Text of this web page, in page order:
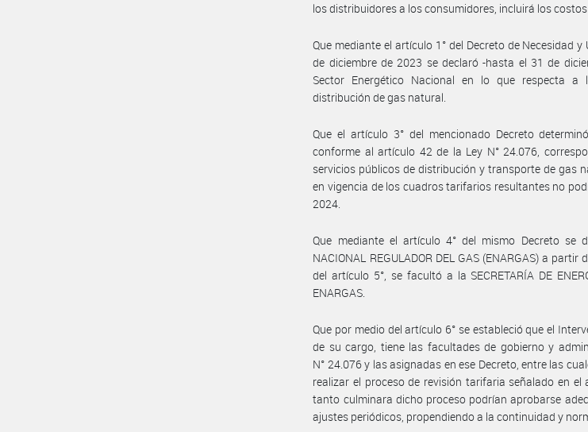
los distribuidores a los consumidores, incluirá los
Que mediante el artículo 1° del Decreto de Necesidad
de diciembre de 2023 se declaró -hasta el 31 de
Sector Energético Nacional en lo que respecta
distribución de gas natural.
Que el artículo 3° del mencionado Decreto
conforme al artículo 42 de la Ley N° 24.076,
servicios públicos de distribución y transporte de gas
en vigencia de los cuadros tarifarios resultantes no
2024.
Que mediante el artículo 4° del mismo Decreto se
NACIONAL REGULADOR DEL GAS (ENARGAS) a
del artículo 5°, se facultó a la SECRETARÍA DE
ENARGAS.
Que por medio del artículo 6° se estableció que el
de su cargo, tiene las facultades de gobierno y
N° 24.076 y las asignadas en ese Decreto, entre las
realizar el proceso de revisión tarifaria señalado en el
tanto culminara dicho proceso podrían aprobarse
ajustes periódicos, propendiendo a la continuidad y